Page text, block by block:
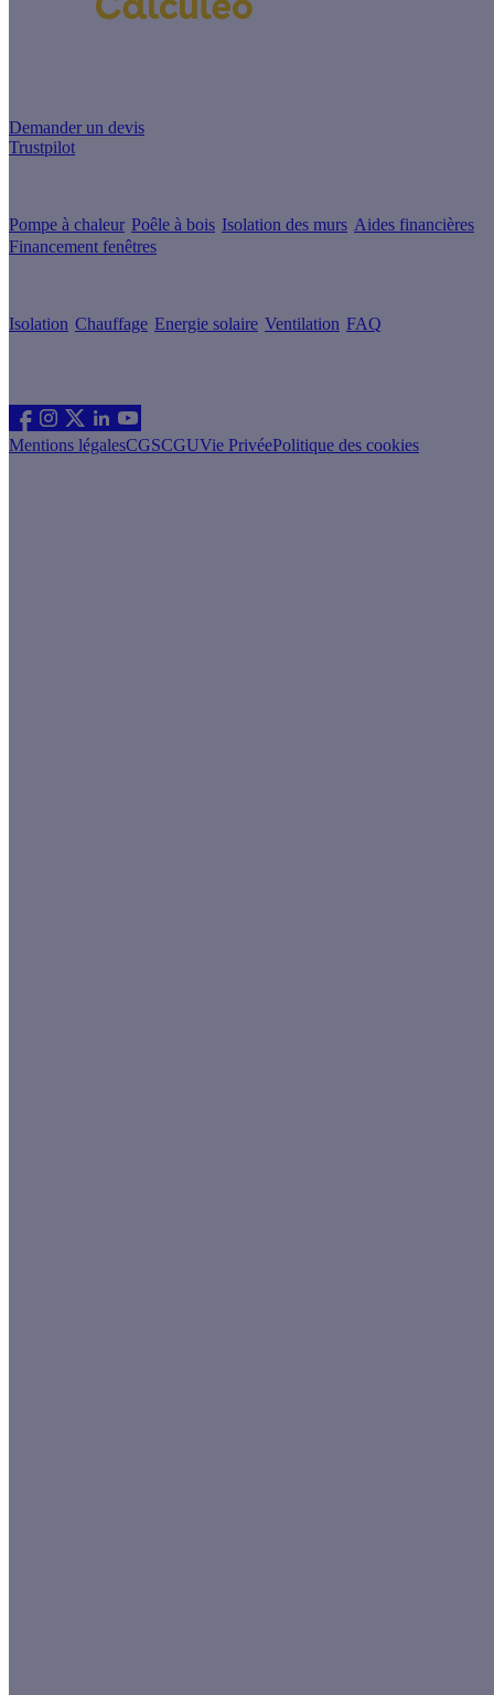
Demander un devis
Trustpilot
Pompe à chaleur Poêle à bois Isolation des murs Aides financières
Financement fenêtres
Isolation Chauffage Energie solaire Ventilation FAQ
Mentions légalesCGSCGUVie PrivéePolitique des cookies